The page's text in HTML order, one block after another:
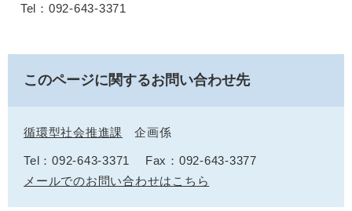
Tel：092-643-3371
このページに関するお問い合わせ先
循環型社会推進課 企画係
Tel：092-643-3371
Fax：092-643-3377
メールでのお問い合わせはこちら